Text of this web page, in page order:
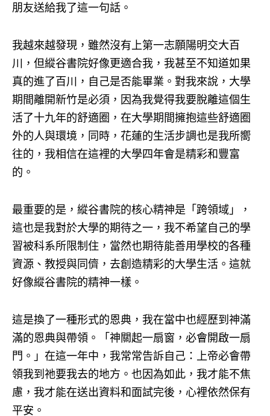
朋友送給我了這一句話。
我越來越發現，雖然沒有上第一志願陽明交大百
川，但縱谷書院好像更適合我，我甚至不知道如果
真的進了百川，自己是否能畢業。對我來說，大學
期間離開新竹是必須，因為我覺得我要脫離這個生
活了十九年的舒適圈，在大學期間擁抱這些舒適圈
外的人與環境，同時，花蓮的生活步調也是我所嚮
往的，我相信在這裡的大學四年會是精彩和豐富
的。
最重要的是，縱谷書院的核心精神是「跨領域」，
這也是我對於大學的期待之一，我不希望自己的學
習被科系所限制住，當然也期待能善用學校的各種
資源、教授與同儕，去創造精彩的大學生活。這就
好像縱谷書院的精神一樣。
這是換了一種形式的恩典，我在當中也經歷到神滿
滿的恩典與帶領。「神關起一扇窗，必會開啟一扇
門。」在這一年中，我常常告訴自己：上帝必會帶
領我到祂要我去的地方。也因為如此，我才能不焦
慮，我才能在送出資料和面試完後，心裡依然保有
平安。